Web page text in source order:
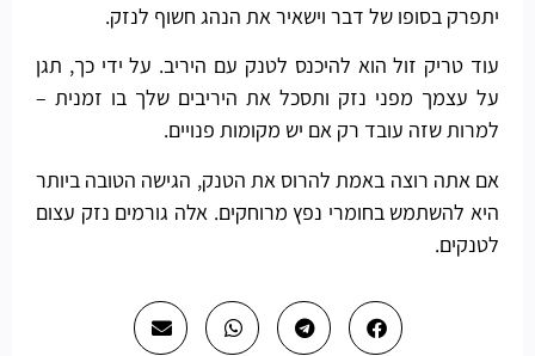
יתפרק בסופו של דבר וישאיר את הנהג חשוף לנזק.
עוד טריק זול הוא להיכנס לטנק עם היריב. על ידי כך, תגן
על עצמך מפני נזק ותסכל את היריבים שלך בו זמנית –
למרות שזה עובד רק אם יש מקומות פנויים.
אם אתה רוצה באמת להרוס את הטנק, הגישה הטובה ביותר
היא להשתמש בחומרי נפץ מרוחקים. אלה גורמים נזק עצום
לטנקים.